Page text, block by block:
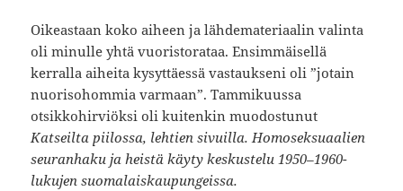
Oikeastaan koko aiheen ja lähdemateriaalin valinta
oli minulle yhtä vuoristorataa. Ensimmäisellä
kerralla aiheita kysyttäessä vastaukseni oli ”jotain
nuorisohommia varmaan”. Tammikuussa
otsikkohirviöksi oli kuitenkin muodostunut
Katseilta piilossa, lehtien sivuilla. Homoseksuaalien
seuranhaku ja heistä käyty keskustelu 1950–1960-
lukujen suomalaiskaupungeissa.